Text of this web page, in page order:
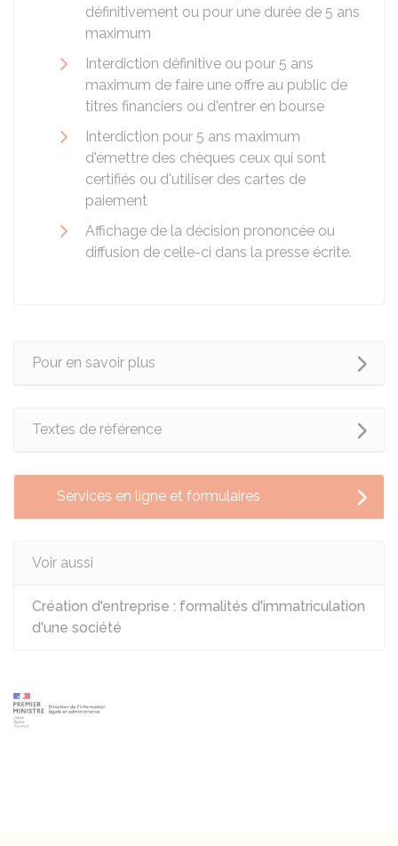
définitivement ou pour une durée de 5 ans
maximum
Interdiction définitive ou pour 5 ans
maximum de faire une offre au public de
titres financiers ou d'entrer en bourse
Interdiction pour 5 ans maximum
d'émettre des chèques ceux qui sont
certifiés ou d'utiliser des cartes de
paiement
Affichage de la décision prononcée ou
diffusion de celle-ci dans la presse écrite.
Pour en savoir plus
Textes de référence
Services en ligne et formulaires
Voir aussi
Création d'entreprise : formalités d'immatriculation
d'une société